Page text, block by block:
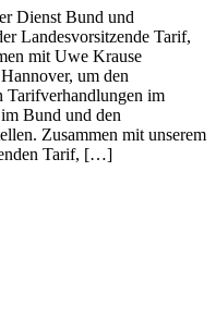
Dienst Bund und
Landesvorsitzende Tarif,
mit Uwe Krause
um den
Tarifverhandlungen im
Bund und den
Zusammen mit unserem
Tarif, […]